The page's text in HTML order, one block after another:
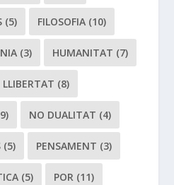
(5) FILOSOFIA (10)
(3) HUMANITAT (7)
LLIBERTAT (8)
NO DUALITAT (4)
(5) PENSAMENT (3)
(5) POR (11)